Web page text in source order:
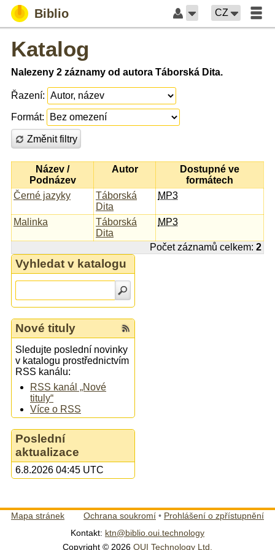
Biblio CZ
Katalog
Nalezeny 2 záznamy od autora Táborská Dita.
Řazení:
Formát:
Změnit filtry
Název /
Podnázev
Autor
Dostupné ve
formátech
Černé jazyky
Táborská
Dita
MP3
Malinka
Táborská
Dita
MP3
Počet záznamů celkem: 2
Vyhledat v katalogu
Nové tituly
Sledujte poslední novinky
v katalogu prostřednictvím
RSS kanálu:
RSS kanál „Nové
tituly“
Více o RSS
Poslední
aktualizace
6.8.2026 04:45 UTC
Mapa stránek Ochrana soukromí • Prohlášení o zpřístupnění
Kontakt: ktn@biblio.oui.technology
Copyright © 2026 OUI Technology Ltd.